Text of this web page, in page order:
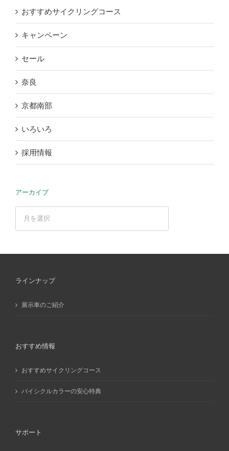
おすすめサイクリングコース
キャンペーン
セール
奈良
京都南部
いろいろ
採用情報
アーカイブ
ラインナップ
展示車のご紹介
おすすめ情報
おすすめサイクリングコース
バイシクルカラーの安心特典
サポート